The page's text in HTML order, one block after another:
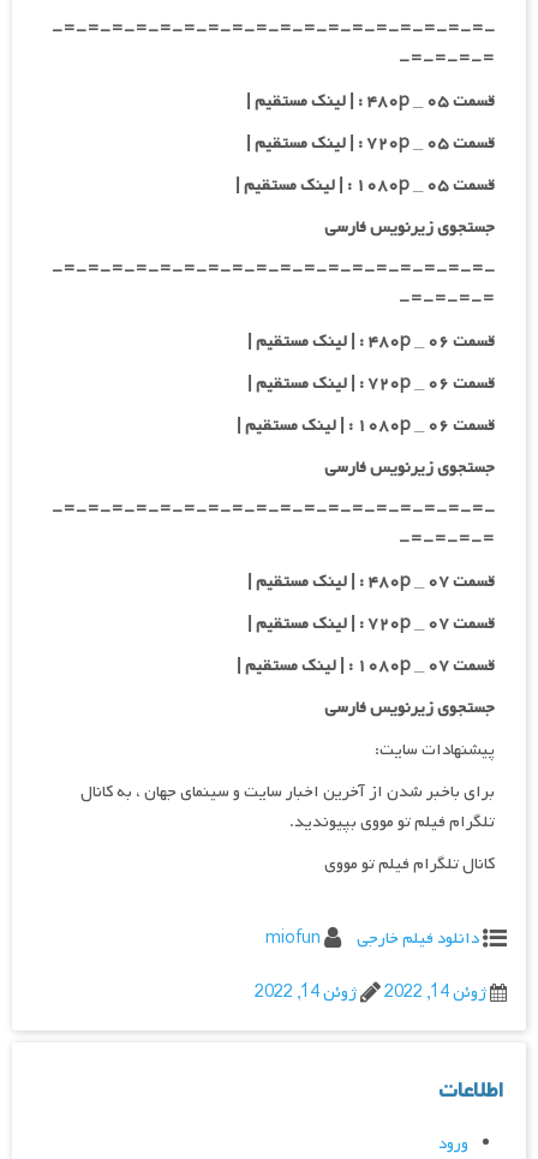
-=-=-=-=-=-=-=-=-=-=-=-=-=-=-=-=-=-=-
=-=-=-=-
قسمت ۰۵ _ ۴۸۰p : | لینک مستقیم |
قسمت ۰۵ _ ۷۲۰p : | لینک مستقیم |
قسمت ۰۵ _ ۱۰۸۰p : | لینک مستقیم |
جستجوی زیرنویس فارسی
-=-=-=-=-=-=-=-=-=-=-=-=-=-=-=-=-=-=-
=-=-=-=-
قسمت ۰۶ _ ۴۸۰p : | لینک مستقیم |
قسمت ۰۶ _ ۷۲۰p : | لینک مستقیم |
قسمت ۰۶ _ ۱۰۸۰p : | لینک مستقیم |
جستجوی زیرنویس فارسی
-=-=-=-=-=-=-=-=-=-=-=-=-=-=-=-=-=-=-
=-=-=-=-
قسمت ۰۷ _ ۴۸۰p : | لینک مستقیم |
قسمت ۰۷ _ ۷۲۰p : | لینک مستقیم |
قسمت ۰۷ _ ۱۰۸۰p : | لینک مستقیم |
جستجوی زیرنویس فارسی
پیشنهادات سایت:
برای باخبر شدن از آخرین اخبار سایت و سینمای جهان ، به کانال
تلگرام فیلم تو مووی بپیوندید.
کانال تلگرام فیلم تو مووی
دانلود فیلم خارجی
miofun
ژوئن 14, 2022
ژوئن 14, 2022
اطلاعات
ورود